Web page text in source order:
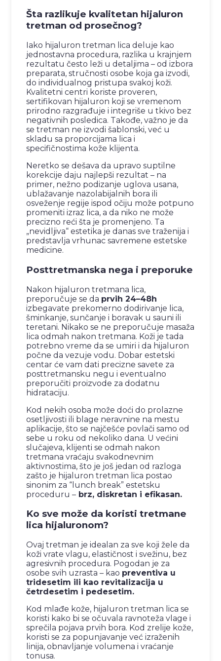
Šta razlikuje kvalitetan hijaluron
tretman od prosečnog?
Iako hijaluron tretman lica deluje kao
jednostavna procedura, razlika u krajnjem
rezultatu često leži u detaljima – od izbora
preparata, stručnosti osobe koja ga izvodi,
do individualnog pristupa svakoj koži.
Kvalitetni centri koriste proveren,
sertifikovan hijaluron koji se vremenom
prirodno razgrađuje i integriše u tkivo bez
negativnih posledica. Takođe, važno je da
se tretman ne izvodi šablonski, već u
skladu sa proporcijama lica i
specifičnostima kože klijenta.
Neretko se dešava da upravo suptilne
korekcije daju najlepši rezultat – na
primer, nežno podizanje uglova usana,
ublažavanje nazolabijalnih bora ili
osveženje regije ispod očiju može potpuno
promeniti izraz lica, a da niko ne može
precizno reći šta je promenjeno. Ta
„nevidljiva“ estetika je danas sve traženija i
predstavlja vrhunac savremene estetske
medicine.
Posttretmanska nega i preporuke
Nakon hijaluron tretmana lica,
preporučuje se da prvih 24–48h
izbegavate prekomerno dodirivanje lica,
šminkanje, sunčanje i boravak u sauni ili
teretani. Nikako se ne preporučuje masaža
lica odmah nakon tretmana. Koži je tada
potrebno vreme da se umiri i da hijaluron
počne da vezuje vodu. Dobar estetski
centar će vam dati precizne savete za
posttretmansku negu i eventualno
preporučiti proizvode za dodatnu
hidrataciju.
Kod nekih osoba može doći do prolazne
osetljivosti ili blage neravnine na mestu
aplikacije, što se najčešće povlači samo od
sebe u roku od nekoliko dana. U većini
slučajeva, klijenti se odmah nakon
tretmana vraćaju svakodnevnim
aktivnostima, što je još jedan od razloga
zašto je hijaluron tretman lica postao
sinonim za “lunch break” estetsku
proceduru – brz, diskretan i efikasan.
Ko sve može da koristi tretmane
lica hijaluronom?
Ovaj tretman je idealan za sve koji žele da
koži vrate vlagu, elastičnost i svežinu, bez
agresivnih procedura. Pogodan je za
osobe svih uzrasta – kao preventiva u
tridesetim ili kao revitalizacija u
četrdesetim i pedesetim.
Kod mlađe kože, hijaluron tretman lica se
koristi kako bi se očuvala ravnoteža vlage i
sprečila pojava prvih bora. Kod zrelije kože,
koristi se za popunjavanje već izraženih
linija, obnavljanje volumena i vraćanje
tonusa.